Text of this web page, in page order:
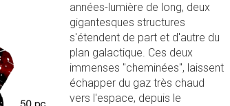
années-lumière de long, deux
gigantesques structures
s'étendent de part et d'autre du
plan galactique. Ces deux
immenses "cheminées", laissent
échapper du gaz très chaud
vers l'espace, depuis le